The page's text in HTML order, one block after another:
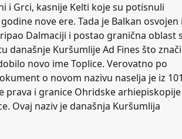
i Grci, kasnije Kelti koje su potisnuli
nove ere. Tada je Balkan osvojen
Dalmaciji i postao granična oblast
današnje Kuršumlije Ad Fines što znači
novo ime Toplice. Verovatno po
o novom nazivu naselja je iz
prava i granice Ohridske
Ovaj naziv je današnja Kuršumlija